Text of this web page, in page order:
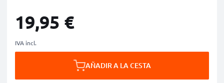
19,95 €
IVA incl.
AÑADIR A LA CESTA